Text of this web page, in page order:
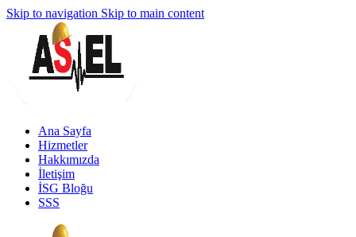
Skip to navigation Skip to main content
Ana Sayfa
Hizmetler
Hakkımızda
İletişim
İSG Bloğu
SSS